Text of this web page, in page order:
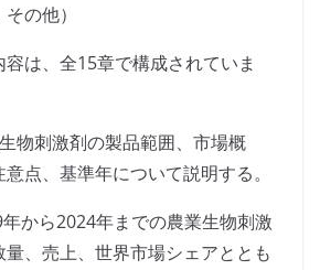
の他）
は、全15章で構成されていま
物刺激剤の製品範囲、市場概
点、基準年について説明する。
から2024年までの農業生物刺激
、売上、世界市場シェアととも